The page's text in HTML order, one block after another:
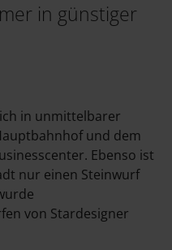
in günstiger
in unmittelbarer
und dem
Ebenso ist
nur einen Steinwurf
von Stardesigner